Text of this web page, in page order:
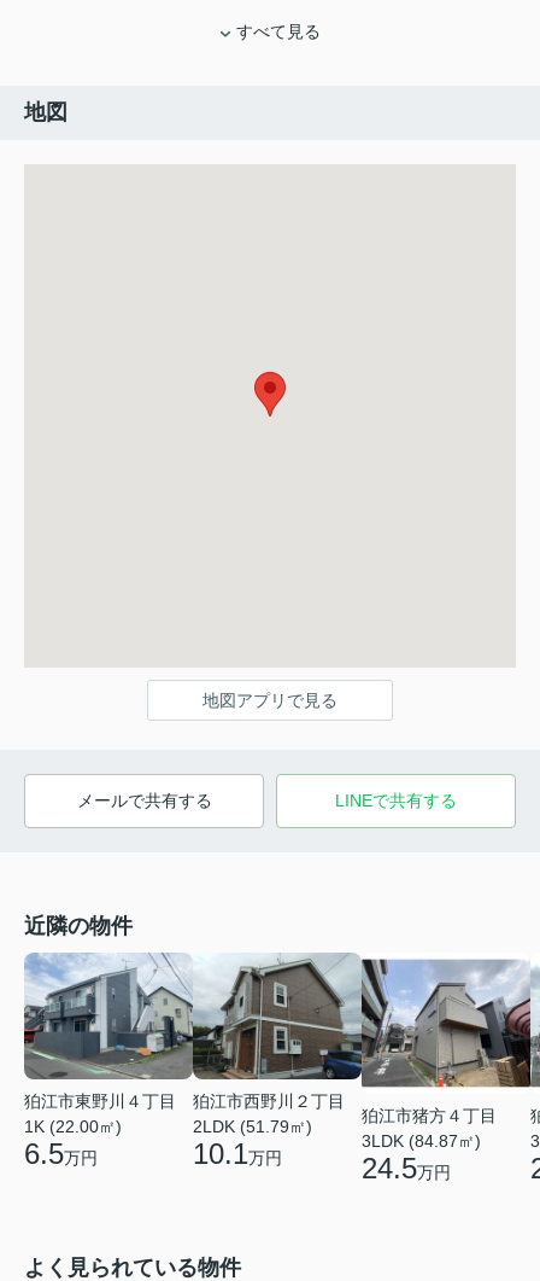
すべて見る
地図
地図アプリで見る
メールで共有する LINEで共有する
近隣の物件
狛江市東野川４丁目
1K (22.00㎡)
6.5万円
狛江市西野川２丁目
2LDK (51.79㎡)
10.1万円
狛江市猪方４丁目
3LDK (84.87㎡)
24.5万円
よく見られている物件